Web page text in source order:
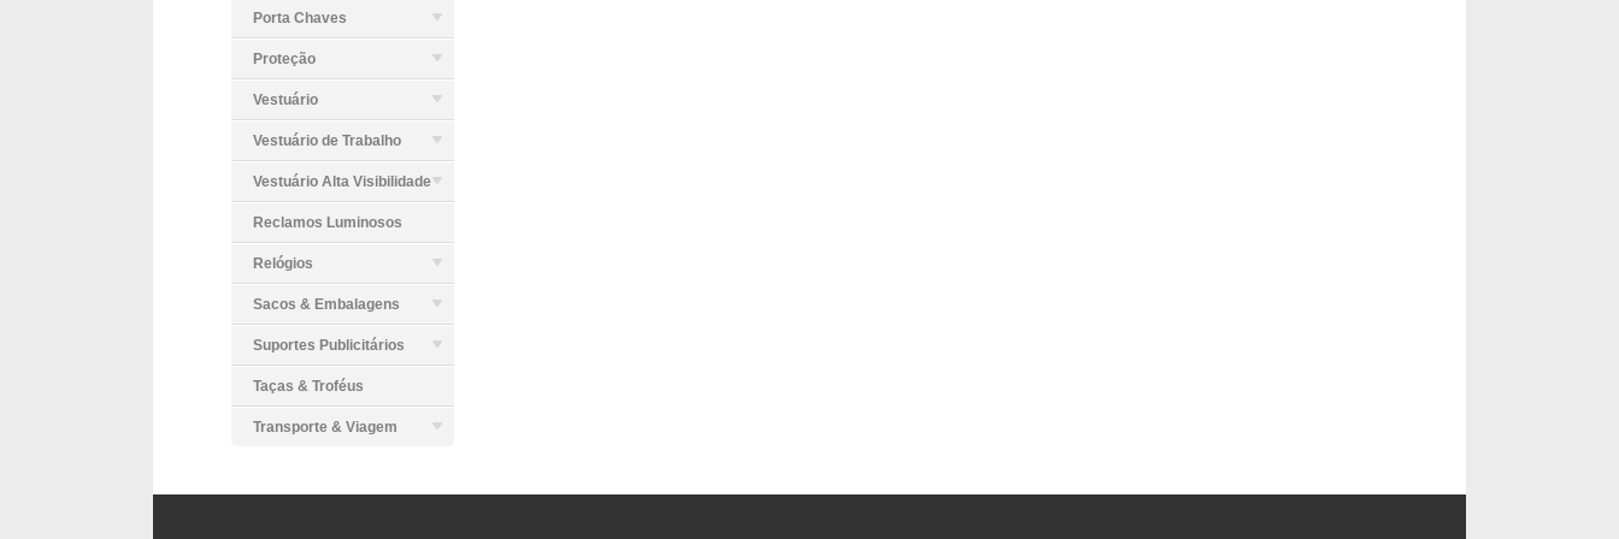
Porta Chaves
Proteção
Vestuário
Vestuário de Trabalho
Vestuário Alta Visibilidade
Reclamos Luminosos
Relógios
Sacos & Embalagens
Suportes Publicitários
Taças & Troféus
Transporte & Viagem